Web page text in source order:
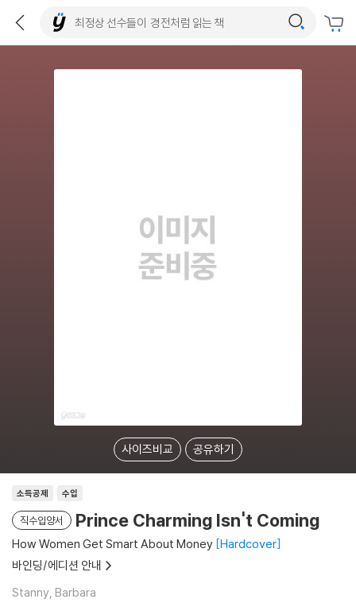
사이즈비교 공유하기
소득공제 수입
직수입양서 Prince Charming Isn't Coming
How Women Get Smart About Money Hardcover
바인딩/에디션 안내
Stanny, Barbara